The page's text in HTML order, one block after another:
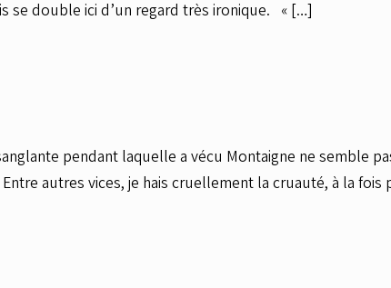
se double ici d’un regard très ironique. « […]
pendant laquelle a vécu Montaigne ne semble
autres vices, je hais cruellement la cruauté, à la fois